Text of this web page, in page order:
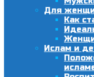
Для
Как
Ислам и